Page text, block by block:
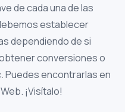
de cada una de las
establecer
dependiendo de si
conversiones o
Puedes encontrarlas en
¡Visítalo!